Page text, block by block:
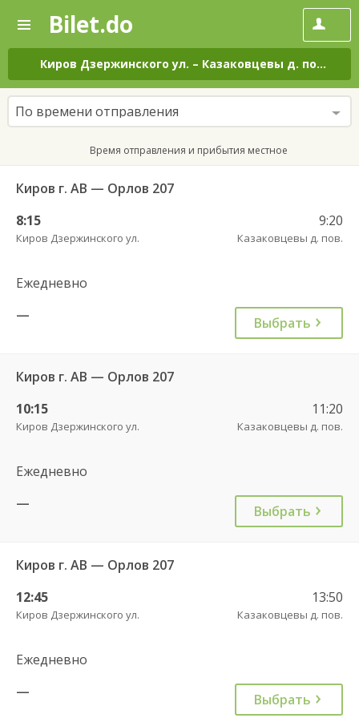
—
Поиск
и
покупка
билетов
на
автобус
онлайн
Bilet.do
Киров Дзержинского ул. – Казаковцевы д. пов.
По времени отправления
Время отправления и прибытия местное
Киров г. АВ — Орлов 207
8:15
Киров Дзержинского ул.
9:20
Казаковцевы д. пов.
Ежедневно
—
Выбрать
Киров г. АВ — Орлов 207
10:15
Киров Дзержинского ул.
11:20
Казаковцевы д. пов.
Ежедневно
—
Выбрать
Киров г. АВ — Орлов 207
12:45
Киров Дзержинского ул.
13:50
Казаковцевы д. пов.
Ежедневно
—
Выбрать